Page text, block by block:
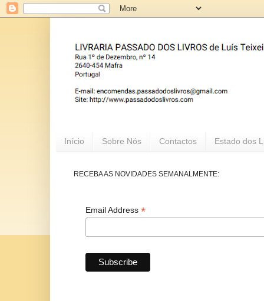
Início Sobre Nós Contactos Estado dos
RECEBA AS NOVIDADES SEMANALMENTE:
Email Address *